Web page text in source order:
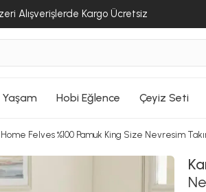
Alışverişlerde Kargo Ücretsiz
Hobi Eğlence Çeyiz Seti
Home Felves %100 Pamuk King Size Nevresim
ALIŞVERİŞE DEVAM ET
SEPETE GİT
ALIŞVERİŞE DEVAM ET
SEPETE GİT